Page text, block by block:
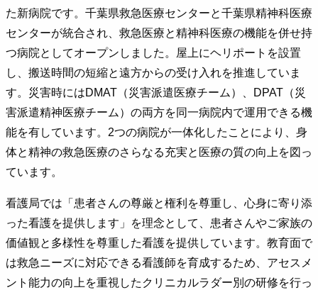
た新病院です。千葉県救急医療センターと千葉県精神科医療
センターが統合され、救急医療と精神科医療の機能を併せ持
つ病院としてオープンしました。屋上にヘリポートを設置
し、搬送時間の短縮と遠方からの受け入れを推進していま
す。災害時にはDMAT（災害派遣医療チーム）、DPAT（災
害派遣精神医療チーム）の両方を同一病院内で運用できる機
能を有しています。2つの病院が一体化したことにより、身
体と精神の救急医療のさらなる充実と医療の質の向上を図っ
ています。
看護局では「患者さんの尊厳と権利を尊重し、心身に寄り添
った看護を提供します」を理念として、患者さんやご家族の
価値観と多様性を尊重した看護を提供しています。教育面で
は救急ニーズに対応できる看護師を育成するため、アセスメ
ント能力の向上を重視したクリニカルラダー別の研修を行っ